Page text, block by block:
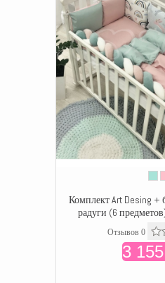
Комплект Art Desing +
радуги (6
Отзывов 0
3